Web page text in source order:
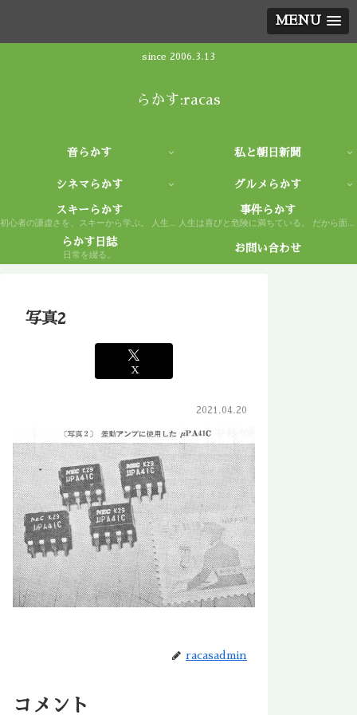
MENU
since 2006.3.13
らかす:racas
音らかす 私と朝日新聞
シネマらかす グルメらかす
スキーらかす
初心者の謙虚さを、スキーから学ぶ。 人生もまた然り。
事件らかす
人生は喜びと危険に満ちている。 だから面白い。
らかす日誌
日常を綴る。
お問い合わせ
写真2
X
2021.04.20
racasadmin
コメント